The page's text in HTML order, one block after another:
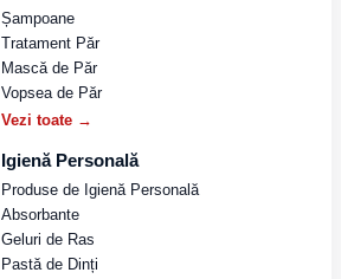
Șampoane
Tratament Păr
Mască de Păr
Vopsea de Păr
Vezi toate →
Igienă Personală
Produse de Igienă Personală
Absorbante
Geluri de Ras
Pastă de Dinți